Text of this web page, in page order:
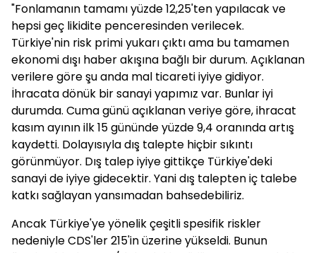
"Fonlamanın tamamı yüzde 12,25'ten yapılacak ve
hepsi geç likidite penceresinden verilecek.
Türkiye'nin risk primi yukarı çıktı ama bu tamamen
ekonomi dışı haber akışına bağlı bir durum. Açıklanan
verilere göre şu anda mal ticareti iyiye gidiyor.
İhracata dönük bir sanayi yapımız var. Bunlar iyi
durumda. Cuma günü açıklanan veriye göre, ihracat
kasım ayının ilk 15 gününde yüzde 9,4 oranında artış
kaydetti. Dolayısıyla dış talepte hiçbir sıkıntı
görünmüyor. Dış talep iyiye gittikçe Türkiye'deki
sanayi de iyiye gidecektir. Yani dış talepten iç talebe
katkı sağlayan yansımadan bahsedebiliriz.
Ancak Türkiye'ye yönelik çeşitli spesifik riskler
nedeniyle CDS'ler 215'in üzerine yükseldi. Bunun